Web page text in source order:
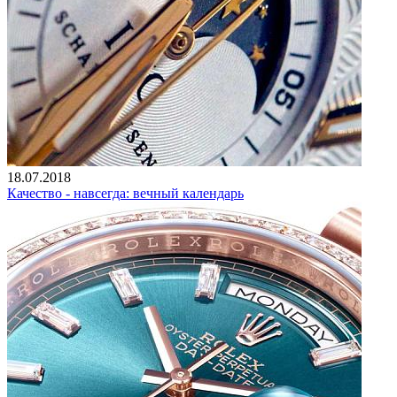
18.07.2018
Качество - навсегда: вечный календарь